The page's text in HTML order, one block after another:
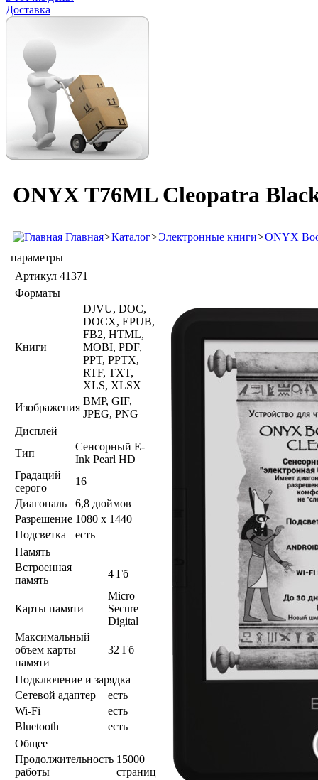
Доставка
ONYX T76ML Cleopatra
Главная>Каталог>Электронные книги>ONYX
параметры
Артикул 41371
Форматы
Книги
DJVU, DOC,
DOCX, EPUB,
FB2, HTML,
MOBI, PDF,
PPT, PPTX,
RTF, TXT,
XLS, XLSX
Изображения
BMP, GIF,
JPEG, PNG
Дисплей
Тип
Сенсорный E-
Ink Pearl HD
Градаций
серого
16
Диагональ
6,8 дюймов
Разрешение 1080 x 1440
Подсветка
есть
Память
Встроенная
память
4 Гб
Карты памяти
Micro
Secure
Digital
Максимальный
объем карты
памяти
32 Гб
Подключение и зарядка
Сетевой адаптер
есть
Wi-Fi
есть
Bluetooth
есть
Общее
Продолжительность
работы
15000
страниц